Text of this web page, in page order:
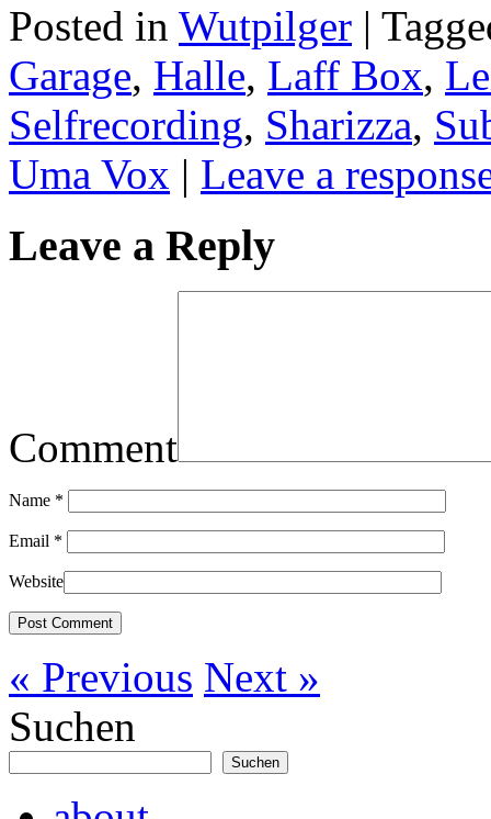
Posted in Wutpilger |
Garage, Halle, Laff Box,
Selfrecording, Sharizza,
Uma Vox | Leave a
Leave a Reply
Comment
Name *
Email *
Website
« Previous Next »
Suchen
Suchen